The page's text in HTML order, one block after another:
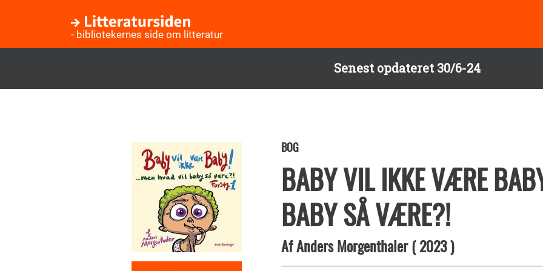
Senest opdateret 30/6-24
- bibliotekernes side om litteratur
BOG
BABY VIL IKKE VÆRE
BABY SÅ VÆRE?!
AfAnders Morgenthaler(2023)